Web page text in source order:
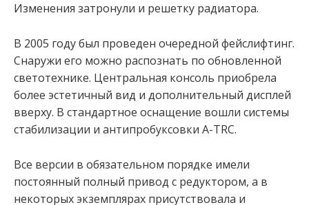
Изменения затронули и решетку радиатора.
В 2005 году был проведен очередной фейслифтинг.
Снаружи его можно распознать по обновленной
светотехнике. Центральная консоль приобрела
более эстетичный вид и дополнительный дисплей
вверху. В стандартное оснащение вошли системы
стабилизации и антипробуксовки A-TRC.
Все версии в обязательном порядке имели
постоянный полный привод с редуктором, а в
некоторых экземплярах присутствовала и